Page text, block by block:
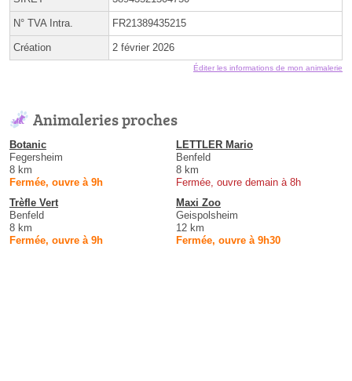
N° TVA Intra. FR21389435215
Création 2 février 2026
Éditer les informations de mon animalerie
Animaleries proches
Botanic
Fegersheim
8 km
Fermée, ouvre à 9h
LETTLER Mario
Benfeld
8 km
Fermée, ouvre demain à 8h
Trèfle Vert
Benfeld
8 km
Fermée, ouvre à 9h
Maxi Zoo
Geispolsheim
12 km
Fermée, ouvre à 9h30